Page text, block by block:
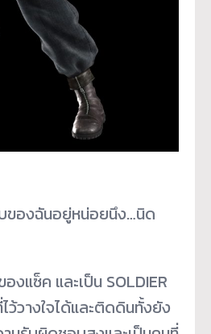
ของฉันอยู่หน่อยนึง…นิด
งแซ็ค และเป็น SOLDIER
ว้วางใจได้และติดดินทั้งยัง